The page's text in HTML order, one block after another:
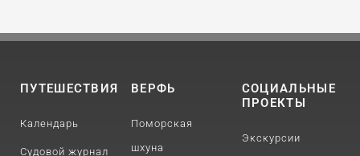
ПУТЕШЕСТВИЯ
Календарь
Судовой журнал
ВЕРФЬ
Поморская
шхуна
СОЦИАЛЬНЫЕ
ПРОЕКТЫ
Экскурсии